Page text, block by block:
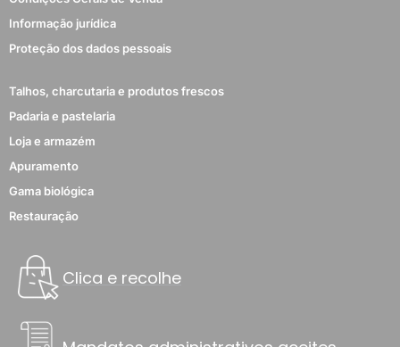
Informação jurídica
Proteção dos dados pessoais
Talhos, charcutaria e produtos frescos
Padaria e pastelaria
Loja e armazém
Apuramento
Gama biológica
Restauração
Clica e recolhe